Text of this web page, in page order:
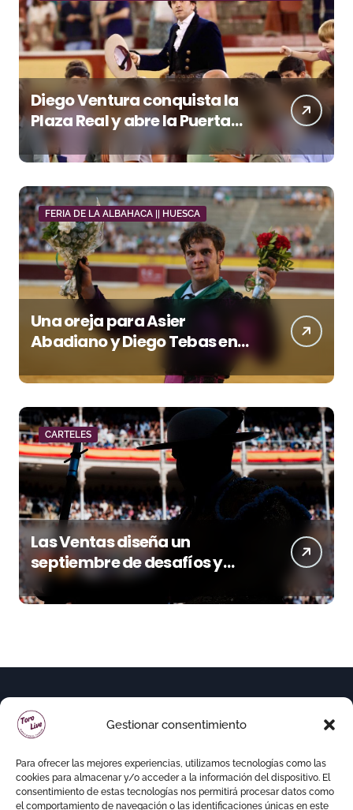
Gestionar consentimiento
Para ofrecer las mejores experiencias, utilizamos tecnologías como las
cookies para almacenar y/o acceder a la información del dispositivo. El
consentimiento de estas tecnologías nos permitirá procesar datos como
el comportamiento de navegación o las identificaciones únicas en este
Diego Ventura conquista la
Plaza Real y abre la Puerta
Grande en El Puerto
FERIA DE LA ALBAHACA || HUESCA
Una oreja para Asier
Abadiano y Diego Tebas en
una apertura de la Albahaca
marcada por el buen juego
de Los Maños
CARTELES
Las Ventas diseña un
septiembre de desafíos y
variedad ganadera